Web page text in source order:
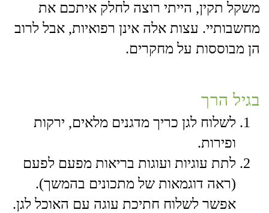
משקל תקין, הייתי רוצה לחלק איתכם את
מחשבותיי. עצות אלה אינן רפואיות, אבל לרוב
הן מבוססות על מחקרים.
בגיל הרך
לשלוח לגן כריך מדגנים מלאים, ירקות
ופירות.
לתת עוגיות ועוגות בריאות מפעם לפעם
(ראה דוגמאות של מתכונים בהמשך).
אפשר לשלוח חתיכת עוגה עם האוכל לגן.